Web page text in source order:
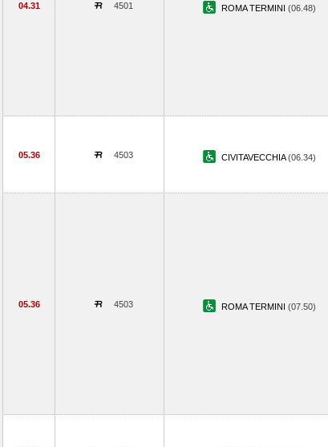
04.31 4501 ROMA TERMINI (06.48)
05.36 4503 CIVITAVECCHIA(06.34)
05.36 4503 ROMA TERMINI (07.50)